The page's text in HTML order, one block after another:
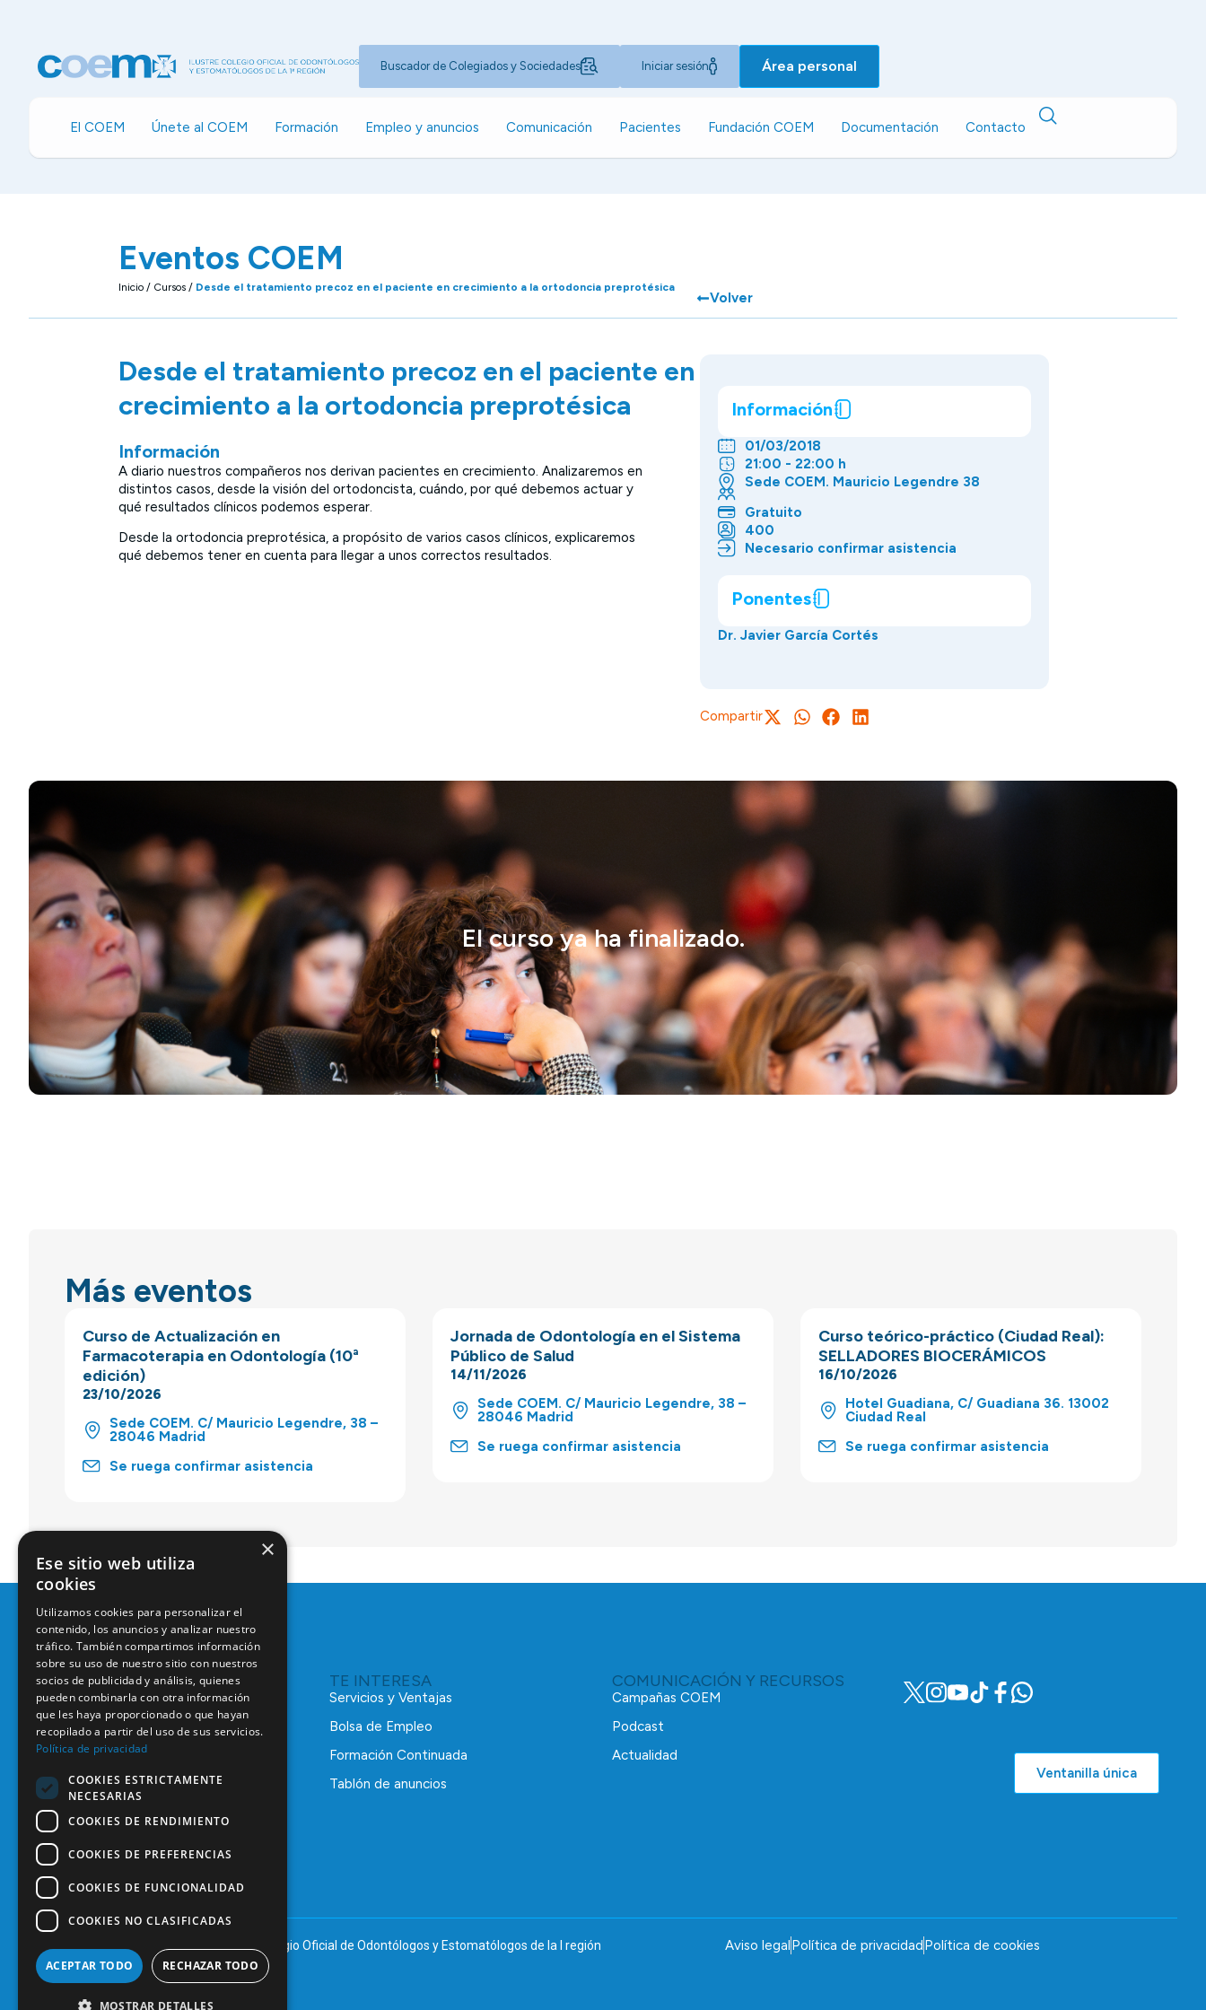
Buscador de Colegiados y Sociedades Iniciar sesión Área personal
El COEM Únete al COEM Formación Empleo y anuncios Comunicación Pacientes Fundación COEM Documentación Contacto
Eventos COEM
Inicio / Cursos / Desde el tratamiento precoz en el paciente en crecimiento a la ortodoncia preprotésica
Volver
Desde el tratamiento precoz en el paciente en
crecimiento a la ortodoncia preprotésica
Información
A diario nuestros compañeros nos derivan pacientes en crecimiento. Analizaremos en
distintos casos, desde la visión del ortodoncista, cuándo, por qué debemos actuar y
qué resultados clínicos podemos esperar.
Desde la ortodoncia preprotésica, a propósito de varios casos clínicos, explicaremos
qué debemos tener en cuenta para llegar a unos correctos resultados.
Información
01/03/2018
21:00 - 22:00 h
Sede COEM. Mauricio Legendre 38
Gratuito
400
Necesario confirmar asistencia
Ponentes
Dr. Javier García Cortés
Compartir
El curso ya ha finalizado.
Más eventos
Curso de Actualización en
Farmacoterapia en Odontología (10ª
edición)
23/10/2026
Sede COEM. C/ Mauricio Legendre, 38 –
28046 Madrid
Se ruega confirmar asistencia
Jornada de Odontología en el Sistema
Público de Salud
14/11/2026
Sede COEM. C/ Mauricio Legendre, 38 –
28046 Madrid
Se ruega confirmar asistencia
Curso teórico-práctico (Ciudad Real):
SELLADORES BIOCERÁMICOS
16/10/2026
Hotel Guadiana, C/ Guadiana 36. 13002
Ciudad Real
Se ruega confirmar asistencia
C/ Mauricio Legendre, 38
28046 Madrid
91 561 29 05
informacion@coem.org.es
TE INTERESA
Servicios y Ventajas
Bolsa de Empleo
Formación Continuada
Tablón de anuncios
COMUNICACIÓN Y RECURSOS
Campañas COEM
Podcast
Actualidad
Ventanilla única
© 2025 – COEM – Colegio Oficial de Odontólogos y Estomatólogos de la I región Aviso legal Política de privacidad Política de cookies
×
Ese sitio web utiliza
cookies
Utilizamos cookies para personalizar el
contenido, los anuncios y analizar nuestro
tráfico. También compartimos información
sobre su uso de nuestro sitio con nuestros
socios de publicidad y análisis, quienes
pueden combinarla con otra información
que les haya proporcionado o que hayan
recopilado a partir del uso de sus servicios.
Política de privacidad
COOKIES ESTRICTAMENTE
NECESARIAS
COOKIES DE RENDIMIENTO
COOKIES DE PREFERENCIAS
COOKIES DE FUNCIONALIDAD
COOKIES NO CLASIFICADAS
ACEPTAR TODO RECHAZAR TODO
MOSTRAR DETALLES